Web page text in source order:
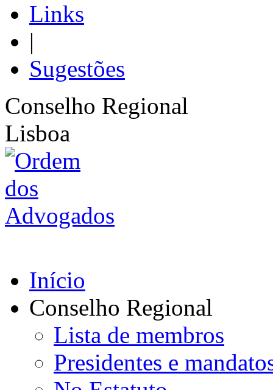
Links
|
Sugestões
Conselho Regional
Lisboa
Início
Conselho Regional
Lista de membros
Presidentes e